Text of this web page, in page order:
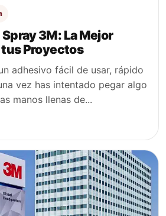
3M: La Mejor
Proyectos
adhesivo fácil de usar, rápido
vez has intentado pegar algo
manos llenas de...